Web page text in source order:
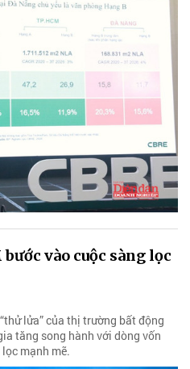
vào cuộc sàng lọc
lửa” của thị trường bất động
tăng song hành với dòng vốn
mạnh mẽ.